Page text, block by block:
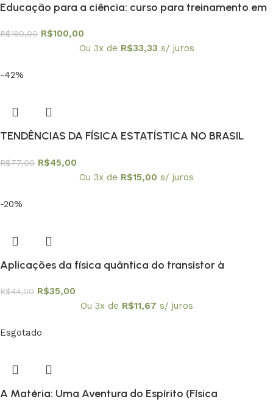
Educação para a ciência: curso para treinamento em
R$180,00 R$100,00
Ou 3x de R$33,33 s/ juros
-42%
TENDÊNCIAS DA FÍSICA ESTATÍSTICA NO BRASIL
R$77,00 R$45,00
Ou 3x de R$15,00 s/ juros
-20%
Aplicações da física quântica do transistor à
SBF
R$44,00 R$35,00
Ou 3x de R$11,67 s/ juros
Esgotado
A Matéria: Uma Aventura do Espírito (Física